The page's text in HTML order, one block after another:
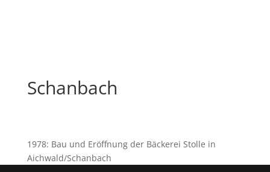
Schanbach
1978: Bau und Eröffnung der Bäckerei Stolle in
Aichwald/Schanbach